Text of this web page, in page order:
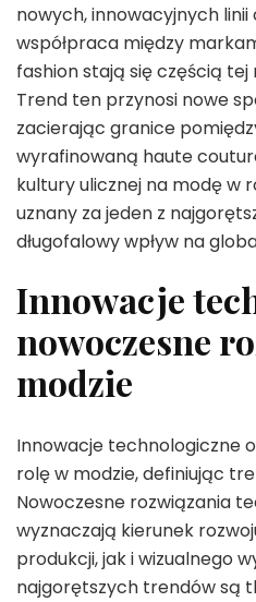
nowych, innowacyjnych linii
współpraca między
fashion stają się częścią tej
Trend ten przynosi nowe
zacierając granice
wyrafinowaną haute
kultury ulicznej na modę w
uznany za jeden z
długofalowy wpływ na
Innowacje
nowoczesne
modzie
Innowacje technologiczne
rolę w modzie, definiując
Nowoczesne rozwiązania
wyznaczają kierunek
produkcji, jak i wizualnego
najgorętszych trendów są